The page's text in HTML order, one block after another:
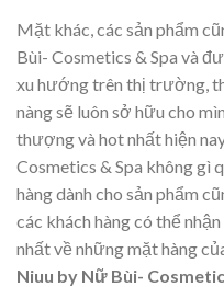
Mặt khác, các sản phẩm
Bùi- Cosmetics & Spa và
xu hướng trên thị trường,
nàng sẽ luôn sở hữu cho
thượng và hot nhất hiện
Cosmetics & Spa không gì
hàng dành cho sản phẩm
các khách hàng có thể
nhất về những mặt hàng
Niuu by Nữ Bùi-